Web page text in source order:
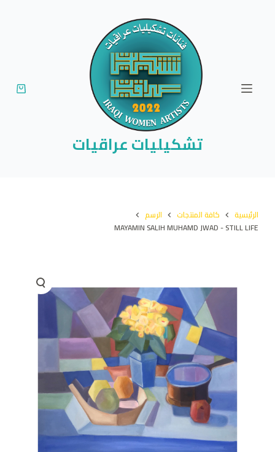
تشكيليات عراقيات
الرئيسية كافة المنتجات
الرسم
MAYAMIN SALIH MUHAMD JWAD - STILL LIFE